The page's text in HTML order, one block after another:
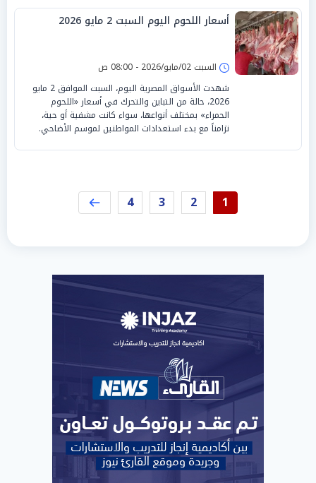
أسعار اللحوم اليوم السبت 2 مايو 2026
السبت 02/مايو/2026 - 08:00 ص
شهدت الأسواق المصرية اليوم، السبت الموافق 2 مايو
2026، حالة من التباين والتحرك في أسعار «اللحوم
الحمراء» بمختلف أنواعها، سواء كانت مشفية أو حية،
تزامناً مع بدء استعدادات المواطنين لموسم الأضاحي.
1
2
3
4